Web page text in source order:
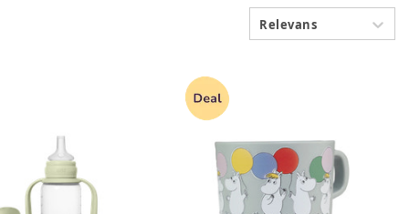
Relevans